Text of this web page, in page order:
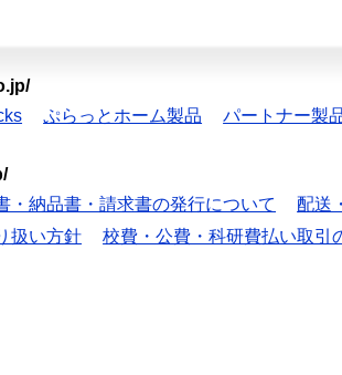
ぷらっとホーム製品 パートナー製
・納品書・請求書の発行について 配送
扱い方針 校費・公費・科研費払い取引